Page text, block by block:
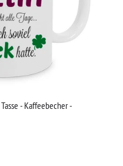
- Kaffeebecher -